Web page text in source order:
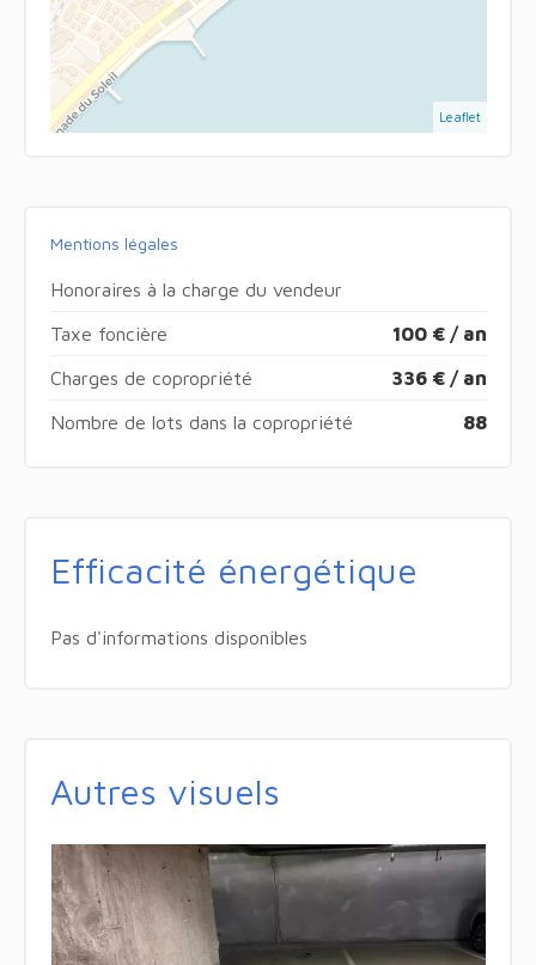
Leaflet
Mentions légales
Honoraires à la charge du vendeur
Taxe foncière 100 € / an
Charges de copropriété 336 € / an
Nombre de lots dans la copropriété 88
Efficacité énergétique
Pas d'informations disponibles
Autres visuels